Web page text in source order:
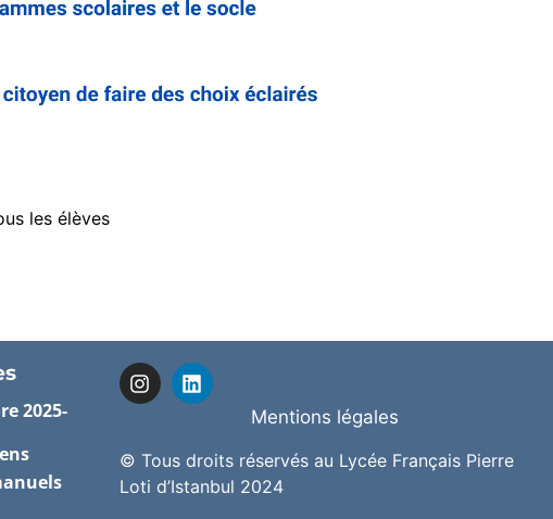
les élèves
2025-
Mentions légales
© Tous droits réservés au Lycée Français Pierre
Loti d’Istanbul 2024